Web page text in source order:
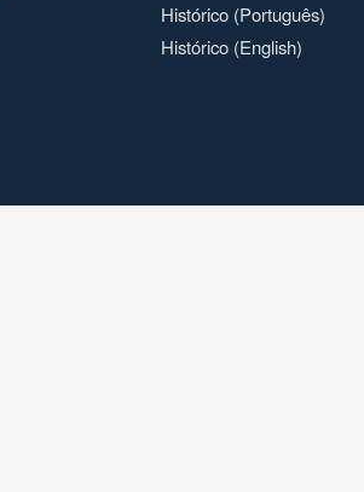
Histórico (Português)
Histórico (English)